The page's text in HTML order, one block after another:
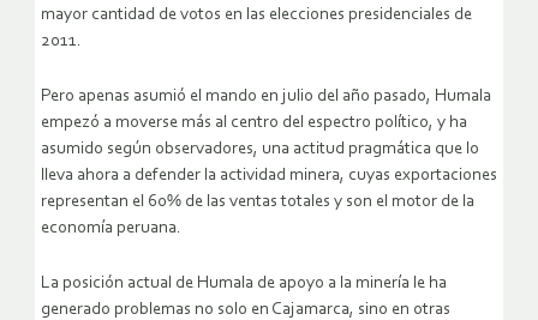
mayor cantidad de votos en las elecciones presidenciales de
2011.
Pero apenas asumió el mando en julio del año pasado, Humala
empezó a moverse más al centro del espectro político, y ha
asumido según observadores, una actitud pragmática que lo
lleva ahora a defender la actividad minera, cuyas exportaciones
representan el 60% de las ventas totales y son el motor de la
economía peruana.
La posición actual de Humala de apoyo a la minería le ha
generado problemas no solo en Cajamarca, sino en otras